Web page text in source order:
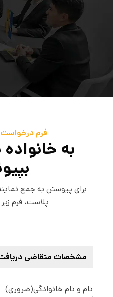
تامین سریع و بی‌وقفه محصولات
بازارپسند
انتخابی مطمئن برای نمایندگان و
اخذ نمایندگی
فرم درخواست
به
برای پیوستن به جمع
پلاست، فرم
مشخصات متقاضی دریافت
نام و نام خانوادگی(ضروری)